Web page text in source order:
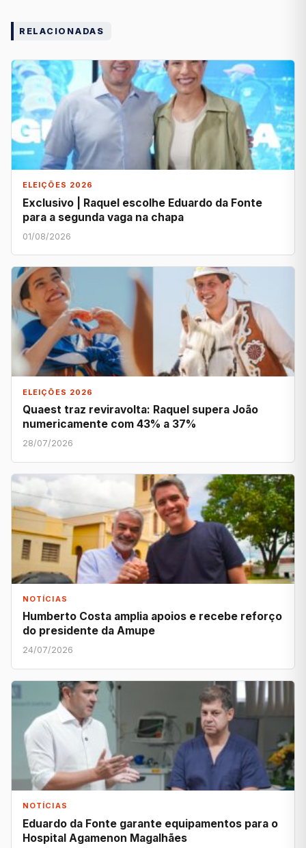
RELACIONADAS
ELEIÇÕES 2026
Exclusivo | Raquel escolhe Eduardo da Fonte
para a segunda vaga na chapa
01/08/2026
ELEIÇÕES 2026
Quaest traz reviravolta: Raquel supera João
numericamente com 43% a 37%
28/07/2026
NOTÍCIAS
Humberto Costa amplia apoios e recebe reforço
do presidente da Amupe
24/07/2026
NOTÍCIAS
Eduardo da Fonte garante equipamentos para o
Hospital Agamenon Magalhães